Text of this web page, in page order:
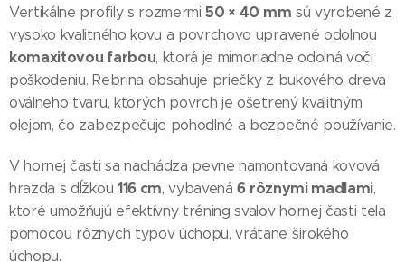
Vertikálne profily s rozmermi50 × 40 mm sú vyrobené z
vysoko kvalitného kovu a povrchovo upravené odolnou
komaxitovou farbou, ktorá je mimoriadne odolná voči
poškodeniu. Rebrina obsahuje priečky z bukového dreva
oválneho tvaru, ktorých povrch je ošetrený kvalitným
olejom, čo zabezpečuje pohodlné a bezpečné používanie.
V hornej časti sa nachádza pevne namontovaná kovová
hrazda s dĺžkou 116 cm, vybavená6 rôznymi madlami,
ktoré umožňujú efektívny tréning svalov hornej časti tela
pomocou rôznych typov úchopu, vrátane širokého
úchopu.